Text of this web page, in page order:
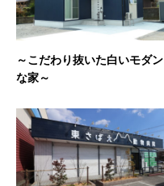
～こだわり抜いた白いモダン
な家～